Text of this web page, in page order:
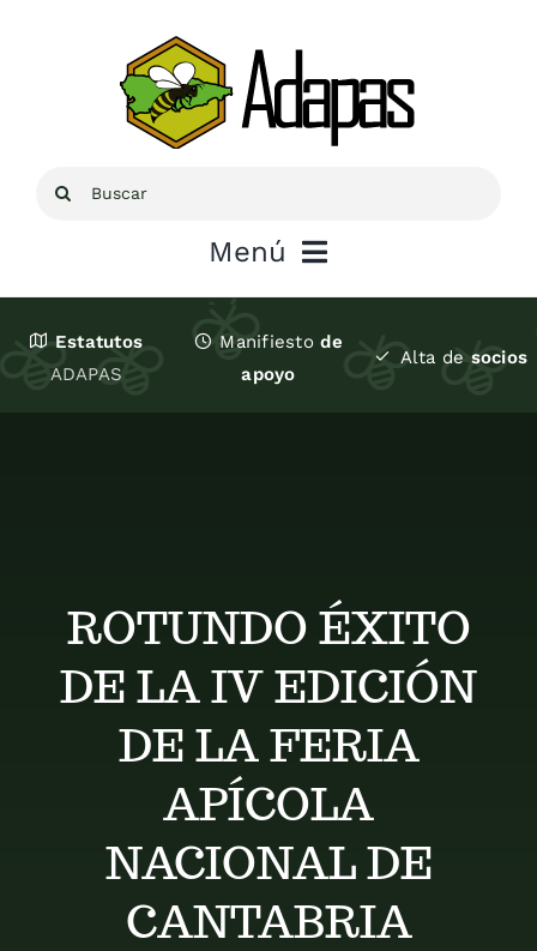
Buscar:
Menú
Blog
Stop Velutina
Estatutos
ADAPAS
Manifiesto de
apoyo
Alta de socios
ROTUNDO ÉXITO
DE LA IV EDICIÓN
DE LA FERIA
APÍCOLA
NACIONAL DE
CANTABRIA